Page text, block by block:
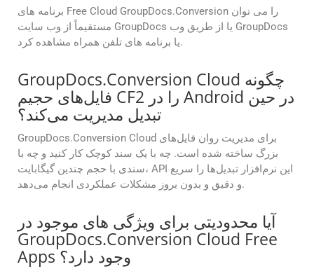
برنامه های Free Cloud GroupDocs.Conversion را می توان
مستقیماً از وب سایت GroupDocs یا از طریق وب GroupDocs
یا برنامه های تلفن همراه مشاهده کرد.
GroupDocs.Conversion Cloud چگونه
فایل‌های حجیم CF2 را در Android در حین
تبدیل مدیریت می‌کند؟
GroupDocs.Conversion Cloud برای مدیریت روان فایل‌های
بزرگ ساخته شده است. چه با یک سند کوچک کار کنید و چه با
سندی با حجم چندین گیگابایت، API این نرم‌افزار تبدیل‌ها را سریع
و دقیق و بدون بروز مشکلات عملکردی انجام می‌دهد.
آیا محدودیتی برای ویژگی های موجود در
GroupDocs.Conversion Cloud Free
Apps وجود دارد؟